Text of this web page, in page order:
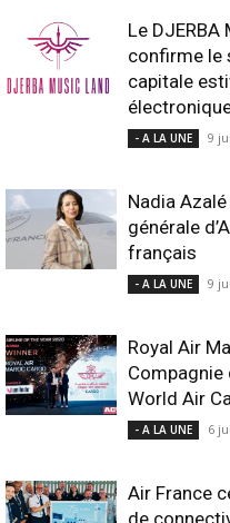
Le DJERBA
confirme le
capitale
- A LA UNE 9
Nadia
générale
français
- A LA UNE 9
Royal Air
Compagnie
World Air
- A LA UNE 6
Air France
de